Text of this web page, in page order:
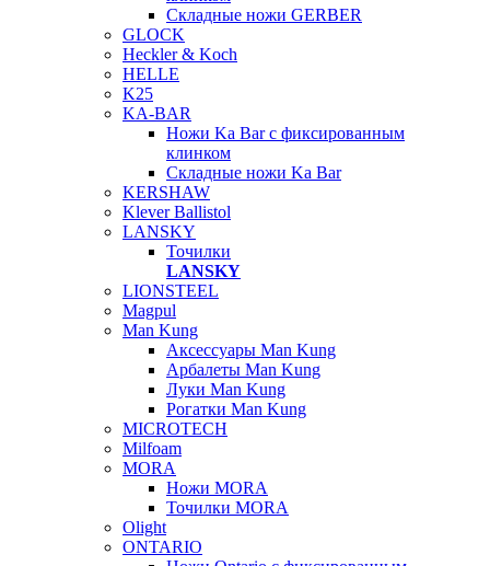
Складные ножи GERBER
GLOCK
Heckler & Koch
HELLE
K25
KA-BAR
Ножи Ka Bar c фиксированным
клинком
Складные ножи Ka Bar
KERSHAW
Klever Ballistol
LANSKY
Точилки
LANSKY
LIONSTEEL
Magpul
Man Kung
Аксессуары Man Kung
Арбалеты Man Kung
Луки Man Kung
Рогатки Man Kung
MICROTECH
Milfoam
MORA
Ножи MORA
Точилки MORA
Olight
ONTARIO